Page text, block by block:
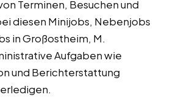
Terminen, Besuchen und
diesen Minijobs, Nebenjobs
in Großostheim, M.
Aufgaben wie
und Berichterstattung